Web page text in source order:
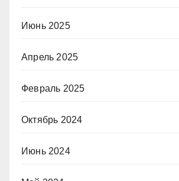
Июнь 2025
Апрель 2025
Февраль 2025
Октябрь 2024
Июнь 2024